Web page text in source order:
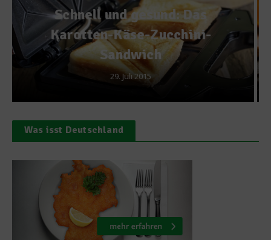
Kulinarisches Fest
Glühwein selbst zubereiten
21. Dezember 2016
Was isst Deutschland